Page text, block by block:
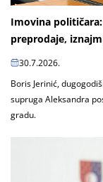
Imovina
preprodaje,
30.7.2026.
Boris Jerinić,
supruga Aleksandra
gradu.